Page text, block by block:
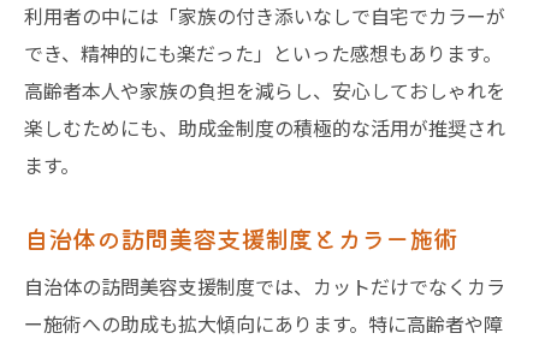
利用者の中には「家族の付き添いなしで自宅でカラーが
でき、精神的にも楽だった」といった感想もあります。
高齢者本人や家族の負担を減らし、安心しておしゃれを
楽しむためにも、助成金制度の積極的な活用が推奨され
ます。
自治体の訪問美容支援制度とカラー施術
自治体の訪問美容支援制度では、カットだけでなくカラ
ー施術への助成も拡大傾向にあります。特に高齢者や障